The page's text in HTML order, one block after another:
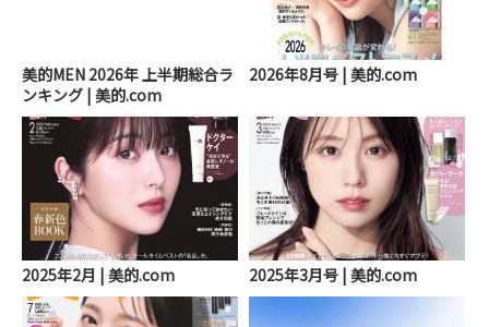
美的MEN 2026年 上半期総合ラ
ンキング | 美的.com
2026年8月号 | 美的.com
2025年2月 | 美的.com 2025年3月号 | 美的.com